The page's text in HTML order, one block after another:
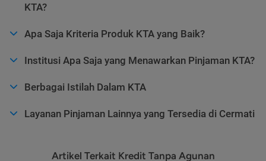
KTA?
Apa Saja Kriteria Produk KTA yang Baik?
Institusi Apa Saja yang Menawarkan Pinjaman KTA?
Berbagai Istilah Dalam KTA
Layanan Pinjaman Lainnya yang Tersedia di Cermati
Artikel Terkait Kredit Tanpa Agunan